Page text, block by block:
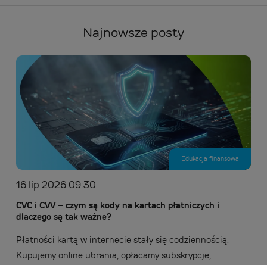
Najnowsze posty
Edukacja finansowa
16 lip 2026 09:30
CVC i CVV – czym są kody na kartach płatniczych i
dlaczego są tak ważne?
Płatności kartą w internecie stały się codziennością.
Kupujemy online ubrania, opłacamy subskrypcje,